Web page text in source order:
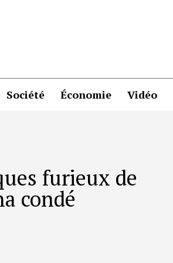
Société Économie Vidéo
furieux de
condé